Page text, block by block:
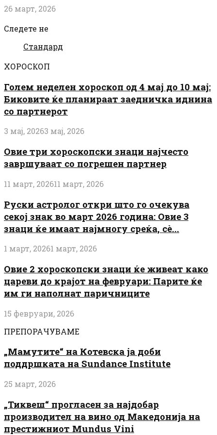
26 март, 2026
Следете не
Стандард
ХОРОСКОП
Голем неделен хороскоп од 4 мај до 10 мај:
Биковите ќе планираат заедничка иднина
со партнерот
3 мај, 20263 мај, 2026
Овие три хороскопски знаци најчесто
завршуваат со погрешен партнер
11 март, 202611 март, 2026
Руски астролог откри што го очекува
секој знак во март 2026 година: Овие 3
знаци ќе имаат најмногу среќа, сè...
1 март, 20261 март, 2026
Овие 2 хороскопски знаци ќе живеат како
цареви до крајот на февруари: Парите ќе
им ги наполнат паричниците
15 февруари, 2026
ПРЕПОРАЧУВАМЕ
„Мамутите“ на Котевска ја доби
поддршката на Sundance Institute
25 март, 2026
„Тиквеш“ прогласен за најдобар
производител на вино од Македонија на
престижниот Mundus Vini